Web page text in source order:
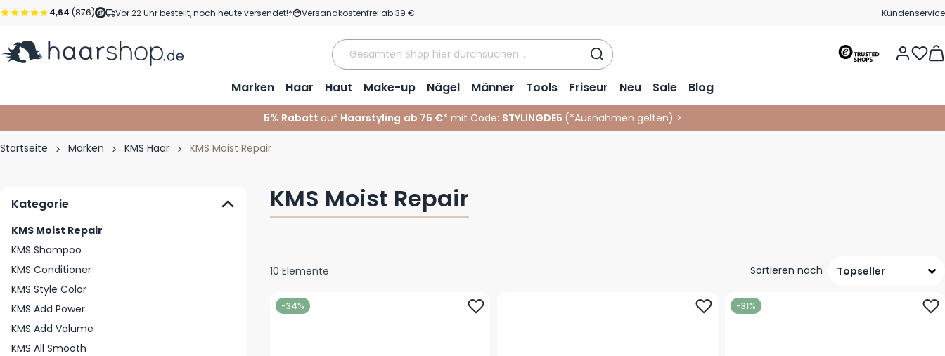
Zum Inhalt springen
4,64 (876) Vor 22 Uhr bestellt, noch heute versendet!* Versandkostenfrei ab 39 € Kundenservice
Marken Haar Haut Make-up Nägel Männer Tools Friseur Neu Sale Blog
5% Rabatt auf Haarstyling ab 75 €* mit Code: STYLINGDE5 (*Ausnahmen gelten) >
Startseite Marken KMS Haar KMS Moist Repair
KMS Moist Repair
Kategorie
KMS Moist Repair
KMS Shampoo
KMS Conditioner
KMS Style Color
KMS Add Power
KMS Add Volume
KMS All Smooth
10 Elemente Sortieren nach
-34% -31%